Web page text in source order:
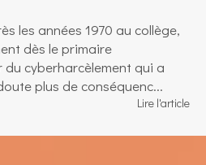
les années 1970 au collège,
dès le primaire
cyberharcèlement qui a
plus de conséquenc...
Lire l'article